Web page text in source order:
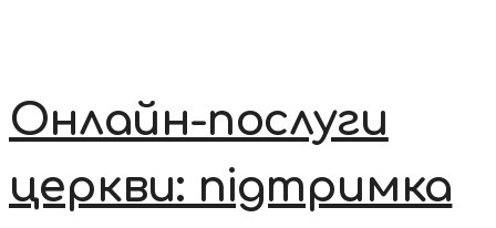
Онлайн-послуги
церкви: підтримка